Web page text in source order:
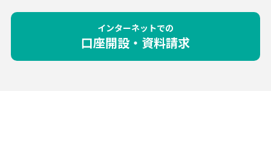
インターネットでの
口座開設・資料請求